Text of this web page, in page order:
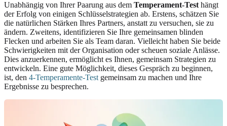
Unabhängig von Ihrer Paarung aus dem Temperament-Testhängt
der Erfolg von einigen Schlüsselstrategien ab. Erstens, schätzen Sie
die natürlichen Stärken Ihres Partners, anstatt zu versuchen, sie zu
ändern. Zweitens, identifizieren Sie Ihre gemeinsamen blinden
Flecken und arbeiten Sie als Team daran. Vielleicht haben Sie beide
Schwierigkeiten mit der Organisation oder scheuen soziale Anlässe.
Dies anzuerkennen, ermöglicht es Ihnen, gemeinsam Strategien zu
entwickeln. Eine gute Möglichkeit, dieses Gespräch zu beginnen,
ist, den 4-Temperamente-Testgemeinsam zu machen und Ihre
Ergebnisse zu besprechen.